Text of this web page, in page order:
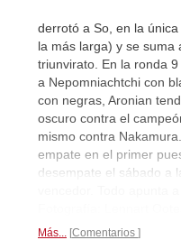
derrotó a So, en la
la más larga) y se suma
triunvirato. En la ronda
a Nepomniachtchi con
con negras, Aronian
oscuro contra el
mismo contra
empate en el primer
desempate el sábado a
Más... Comentarios